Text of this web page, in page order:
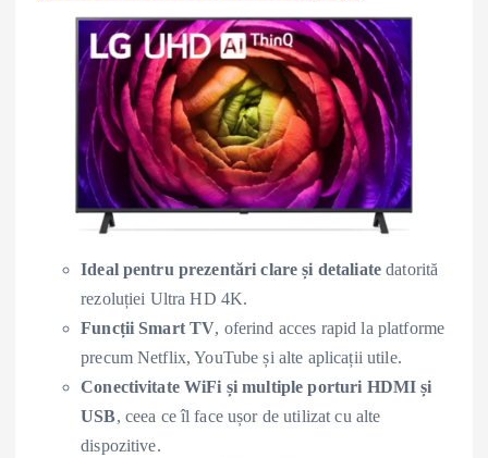
Ideal pentru prezentări clare și detaliate datorită
rezoluției Ultra HD 4K.
Funcții Smart TV, oferind acces rapid la platforme
precum Netflix, YouTube și alte aplicații utile.
Conectivitate WiFi și multiple porturi HDMI și
USB, ceea ce îl face ușor de utilizat cu alte
dispozitive.